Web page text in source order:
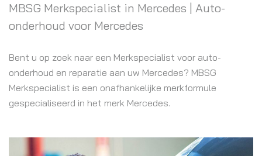
MBSG Merkspecialist in Mercedes | Auto-
onderhoud voor Mercedes
Bent u op zoek naar een Merkspecialist voor auto-
onderhoud en reparatie aan uw Mercedes? MBSG
Merkspecialist is een onafhankelijke merkformule
gespecialiseerd in het merk Mercedes.